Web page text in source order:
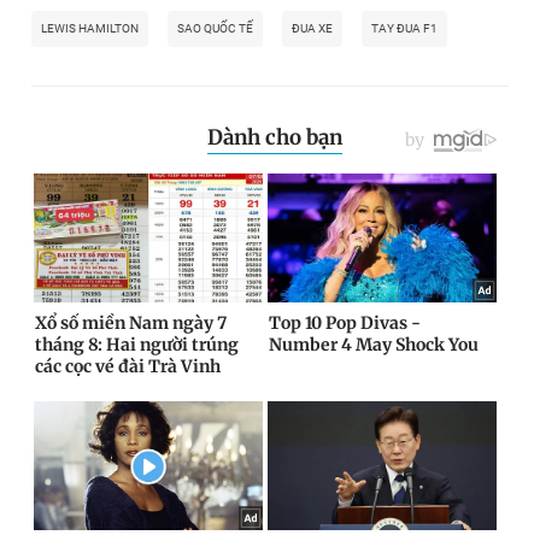
LEWIS HAMILTON SAO QUỐC TẾ ĐUA XE TAY ĐUA F1